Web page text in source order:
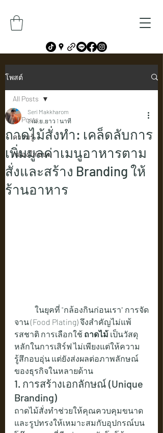
โพสต์
All Posts
ความรู้
กล่องใส่ขนม
All Posts
ถาดไม้สั่งทำ: เคล็ดลับการ
เพิ่มมูลค่าเมนูอาหารตาม
สั่งและสร้าง Branding ให้
ร้านอาหาร
Seri Makkharom
2 เม.ย. ยาว 1 นาที
จาน (Food Plating) จึงสำคัญไม่แพ้
รสชาติ การเลือกใช้ ถาดไม้ เป็นวัสดุ
หลักในการเสิร์ฟ ไม่เพียงแต่ให้ความ
รู้สึกอบอุ่น แต่ยังส่งผลต่อภาพลักษณ์
ของธุรกิจในหลายด้าน
1. การสร้างเอกลักษณ์ (Unique
Branding)
ถาดไม้สั่งทำช่วยให้คุณควบคุมขนาด
และรูปทรงให้เหมาะสมกับอุปกรณ์บน